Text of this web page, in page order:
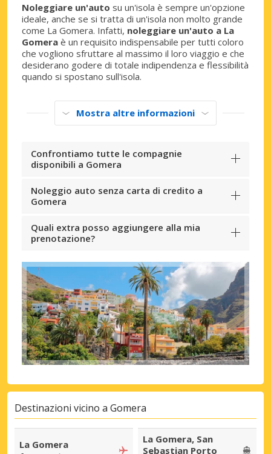
Noleggiare un'auto su un'isola è sempre un'opzione
ideale, anche se si tratta di un'isola non molto grande
come La Gomera. Infatti, noleggiare un'auto a La
Gomera è un requisito indispensabile per tutti coloro
che vogliono sfruttare al massimo il loro viaggio e che
desiderano godere di totale indipendenza e flessibilità
quando si spostano sull'isola.
Mostra altre informazioni
Confrontiamo tutte le compagnie
disponibili a Gomera
Noleggio auto senza carta di credito a
Gomera
Quali extra posso aggiungere alla mia
prenotazione?
Destinazioni vicino a Gomera
La Gomera
La Gomera, San
Sebastian Porto